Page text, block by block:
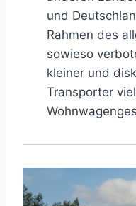
und
Rahmen des
sowieso
kleiner und
Transporter